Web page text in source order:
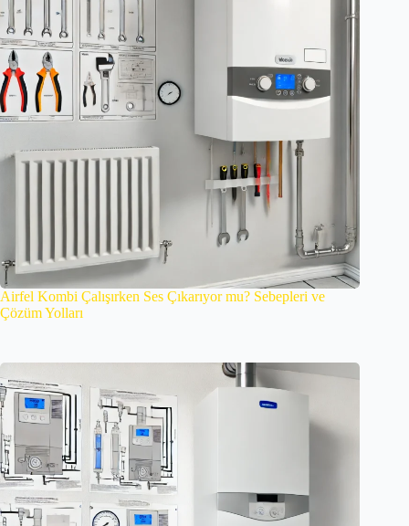
Airfel Kombi Çalışırken Ses Çıkarıyor mu? Sebepleri ve
Çözüm Yolları